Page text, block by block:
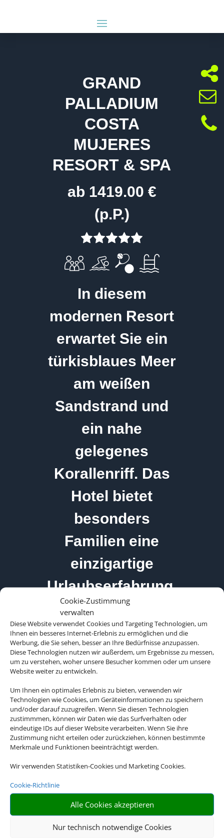
Cookie-Zustimmung
verwalten
Diese Website verwendet Cookies und Targeting Technologien, um
Ihnen ein besseres Internet-Erlebnis zu ermöglichen und die
Werbung, die Sie sehen, besser an Ihre Bedürfnisse anzupassen.
Diese Technologien nutzen wir außerdem, um Ergebnisse zu messen,
um zu verstehen, woher unsere Besucher kommen oder um unsere
Website weiter zu entwickeln.
Um Ihnen ein optimales Erlebnis zu bieten, verwenden wir
Technologien wie Cookies, um Geräteinformationen zu speichern
und/oder darauf zuzugreifen. Wenn Sie diesen Technologien
zustimmmen, können wir Daten wie das Surfverhalten oder
eindeutige IDs auf dieser Website verarbeiten. Wenn Sie ihre
Zustimmung nicht erteilen oder zurückziehen, können bestimmte
Merkmale und Funktionen beeinträchtigt werden.
Wir verwenden Statistiken-Cookies und Marketing Cookies.
Cookie-Richtlinie
Alle Cookies akzeptieren
Nur technisch notwendige Cookies
GRAND
PALLADIUM
COSTA
MUJERES
RESORT & SPA
ab 1419.00 €
(p.P.)
In diesem
modernen Resort
erwartet Sie ein
türkisblaues Meer
am weißen
Sandstrand und
ein nahe
gelegenes
Korallenriff. Das
Hotel bietet
besonders
Familien eine
einzigartige
Urlaubserfahrung.